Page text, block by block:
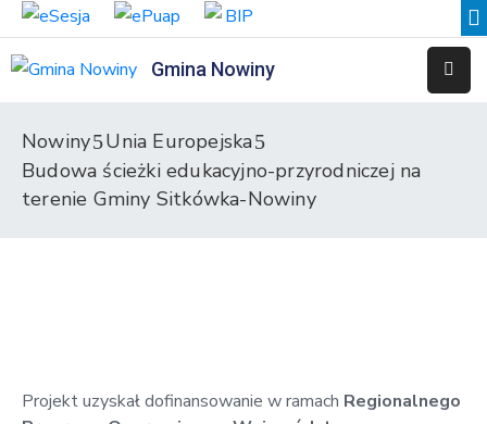
Gmina Nowiny
Przedszkole
Samorządowe
Nowiny
Unia Europejska
Budowa ścieżki edukacyjno-przyrodniczej na
terenie Gminy Sitkówka-Nowiny
Projekt uzyskał dofinansowanie w ramach Regionalnego